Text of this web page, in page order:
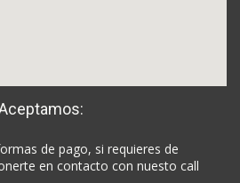
de pago, si requieres de
en contacto con nuesto call